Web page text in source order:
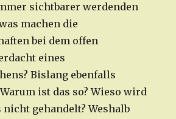
sichtbarer werdenden
machen die
bei dem offen
eines
Bislang ebenfalls
ist das so? Wieso wird
gehandelt? Weshalb